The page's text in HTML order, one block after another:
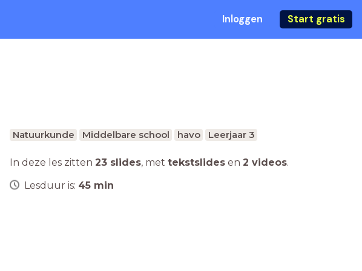
Inloggen Start gratis
Natuurkunde Middelbare school havo Leerjaar 3
In deze les zitten 23 slides, met tekstslides en 2 videos.
Lesduur is: 45 min